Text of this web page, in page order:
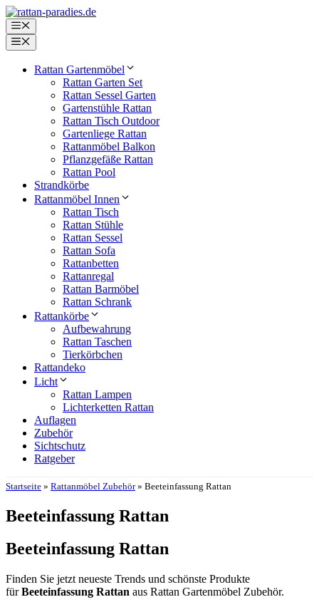
Zum
Inhalt
springen
Menü
Menü
Rattan Gartenmöbel
Rattan Garten Set
Rattan Sessel Garten
Gartenstühle Rattan
Rattan Tisch Outdoor
Gartenliege Rattan
Rattanmöbel Balkon
Pflanzgefäße Rattan
Rattan Pool
Strandkörbe
Rattanmöbel Innen
Rattan Tisch
Rattan Stühle
Rattan Sessel
Rattan Sofa
Rattanbetten
Rattanregal
Rattan Barmöbel
Rattan Schrank
Rattankörbe
Aufbewahrung
Rattan Taschen
Tierkörbchen
Rattandeko
Licht
Rattan Lampen
Lichterketten Rattan
Auflagen
Zubehör
Sichtschutz
Ratgeber
Startseite » Rattanmöbel Zubehör» Beeteinfassung Rattan
Beeteinfassung Rattan
Beeteinfassung Rattan
Finden Sie jetzt neueste Trends und schönste Produkte
fürBeeteinfassung Rattan aus Rattan Gartenmöbel Zubehör.